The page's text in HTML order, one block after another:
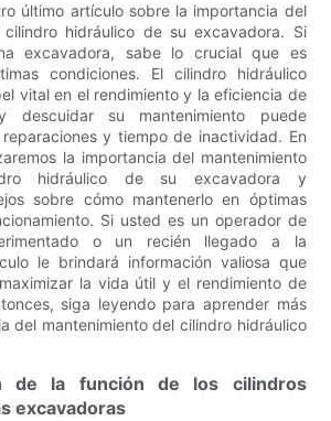
último artículo sobre la importancia del
cilindro hidráulico de su excavadora. Si
excavadora, sabe lo crucial que es
condiciones. El cilindro hidráulico
vital en el rendimiento y la eficiencia de
descuidar su mantenimiento puede
y tiempo de inactividad. En
la importancia del mantenimiento
hidráulico de su excavadora y
sobre cómo mantenerlo en óptimas
Si usted es un operador de
o un recién llegado a la
le brindará información valiosa que
la vida útil y el rendimiento de
siga leyendo para aprender más
del mantenimiento del cilindro hidráulico
de la función de los cilindros
excavadoras